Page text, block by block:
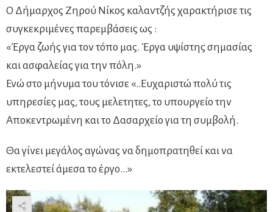
Ο Δήμαρχος Ζηρού Νίκος καλαντζής χαρακτήρισε τις
συγκεκριμένες παρεμβάσεις ως :
«Έργα ζωής για τον τόπο μας. Έργα υψίστης σημασίας
και ασφαλείας για την πόλη.»
Ενώ στο μήνυμα του τόνισε «..Ευχαριστώ πολύ τις
υπηρεσίες μας, τους μελετητες, το υπουργείο την
Αποκεντρωμένη και το Δασαρχείο για τη συμβολή.
Θα γίνει μεγάλος αγώνας να δημοπρατηθεί και να
εκτελεστεί άμεσα το έργο…»